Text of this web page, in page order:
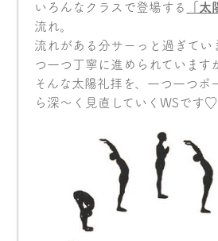
いろんなクラスで登場する 「太
流れ。
流れがある分サーっと過ぎてい
つ一つ丁寧に進められています
そんな太陽礼拝を、一つ一つポ
ら深〜く見直していくWSです♡